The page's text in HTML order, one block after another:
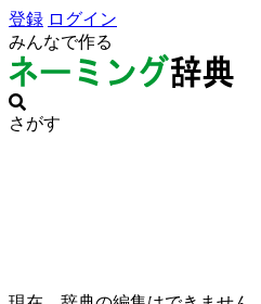
登録 ログイン
みんなで作る
さがす